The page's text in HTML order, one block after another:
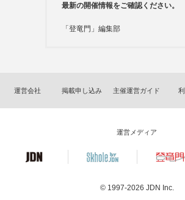
最新の開催情報をご確認ください。
「登竜門」編集部
運営会社 掲載申し込み 主催運営ガイド
運営メディア
© 1997-2026 JDN Inc.